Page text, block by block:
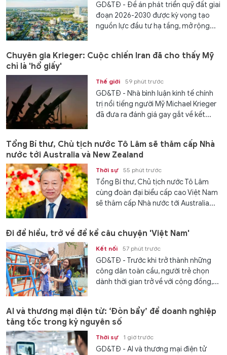
GD&TĐ - Đề án phát triển quỹ đất giai
đoạn 2026-2030 được kỳ vọng tạo
nguồn lực đầu tư hạ tầng, mở rộng...
Chuyên gia Krieger: Cuộc chiến Iran đã cho thấy Mỹ
chỉ là 'hổ giấy'
Thế giới 59 phút trước
GD&TĐ - Nhà bình luận kinh tế chính
trị nổi tiếng người Mỹ Michael Krieger
đã đưa ra đánh giá gay gắt về kết...
Tổng Bí thư, Chủ tịch nước Tô Lâm sẽ thăm cấp Nhà
nước tới Australia và New Zealand
Thời sự 55 phút trước
Tổng Bí thư, Chủ tịch nước Tô Lâm
cùng đoàn đại biểu cấp cao Việt Nam
sẽ thăm cấp Nhà nước tới Australia...
Đi để hiểu, trở về để kể câu chuyện 'Việt Nam'
Kết nối 57 phút trước
GD&TĐ - Trước khi trở thành những
công dân toàn cầu, người trẻ chọn
dành thời gian trở về với cộng đồng,...
AI và thương mại điện tử: ‘Đòn bẩy’ để doanh nghiệp
tăng tốc trong kỷ nguyên số
Thời sự 1 giờ trước
GD&TĐ - AI và thương mại điện tử